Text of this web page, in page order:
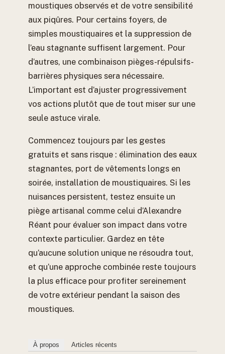
moustiques observés et de votre sensibilité
aux piqûres. Pour certains foyers, de
simples moustiquaires et la suppression de
l’eau stagnante suffisent largement. Pour
d’autres, une combinaison pièges-répulsifs-
barrières physiques sera nécessaire.
L’important est d’ajuster progressivement
vos actions plutôt que de tout miser sur une
seule astuce virale.
Commencez toujours par les gestes
gratuits et sans risque : élimination des eaux
stagnantes, port de vêtements longs en
soirée, installation de moustiquaires. Si les
nuisances persistent, testez ensuite un
piège artisanal comme celui d’Alexandre
Réant pour évaluer son impact dans votre
contexte particulier. Gardez en tête
qu’aucune solution unique ne résoudra tout,
et qu’une approche combinée reste toujours
la plus efficace pour profiter sereinement
de votre extérieur pendant la saison des
moustiques.
À propos Articles récents